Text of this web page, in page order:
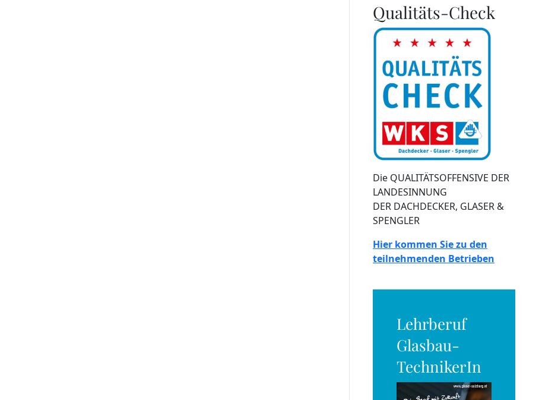
Qualitäts-Check
Die QUALITÄTSOFFENSIVE DER
LANDESINNUNG
DER DACHDECKER, GLASER &
SPENGLER
Hier kommen Sie zu den
teilnehmenden Betrieben
Lehrberuf
Glasbau-
TechnikerIn